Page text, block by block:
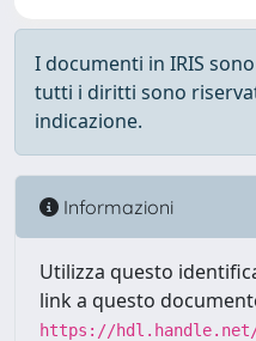
I documenti in IRIS
tutti i diritti sono
indicazione.
Informazioni
Utilizza questo
link a questo
https://hdl.handle.net/